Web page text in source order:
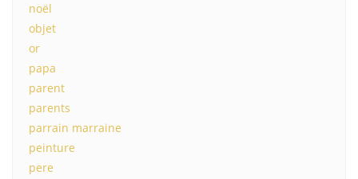
noël
objet
or
papa
parent
parents
parrain marraine
peinture
pere